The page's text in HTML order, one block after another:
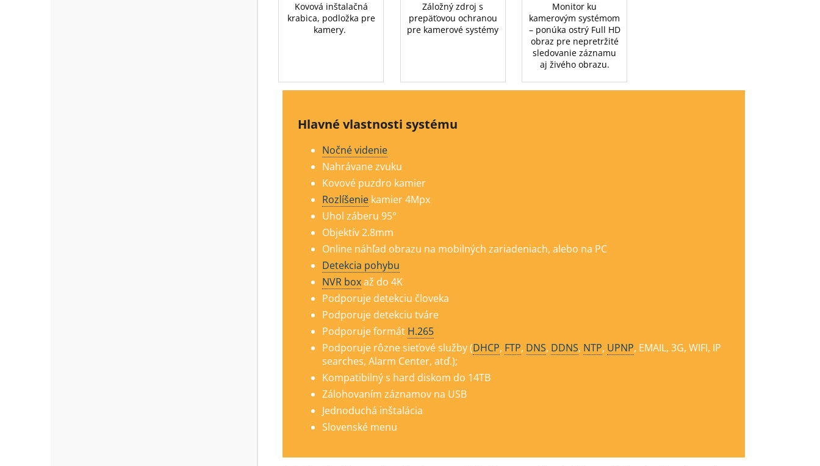
Kovová inštalačná
krabica, podložka pre
kamery.
Záložný zdroj s
prepäťovou ochranou
pre kamerové systémy
Monitor ku
kamerovým systémom
– ponúka ostrý Full HD
obraz pre nepretržité
sledovanie záznamu
aj živého obrazu.
Hlavné vlastnosti systému
Nočné videnie
Nahrávane zvuku
Kovové puzdro kamier
Rozlíšenie kamier 4Mpx
Uhol záberu 95°
Objektív 2.8mm
Online náhľad obrazu na mobilných zariadeniach, alebo na PC
Detekcia pohybu
NVR boxaž do 4K
Podporuje detekciu človeka
Podporuje detekciu tváre
Podporuje formát H.265
Podporuje rôzne sieťové služby (DHCP, FTP, DNS, DDNS, NTP, UPNP, EMAIL, 3G, WIFI, IP
searches, Alarm Center, atď.);
Kompatibilný s hard diskom do 14TB
Zálohovaním záznamov na USB
Jednoduchá inštalácia
Slovenské menu